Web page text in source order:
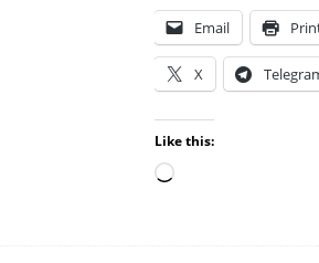
Email
X
Like this: